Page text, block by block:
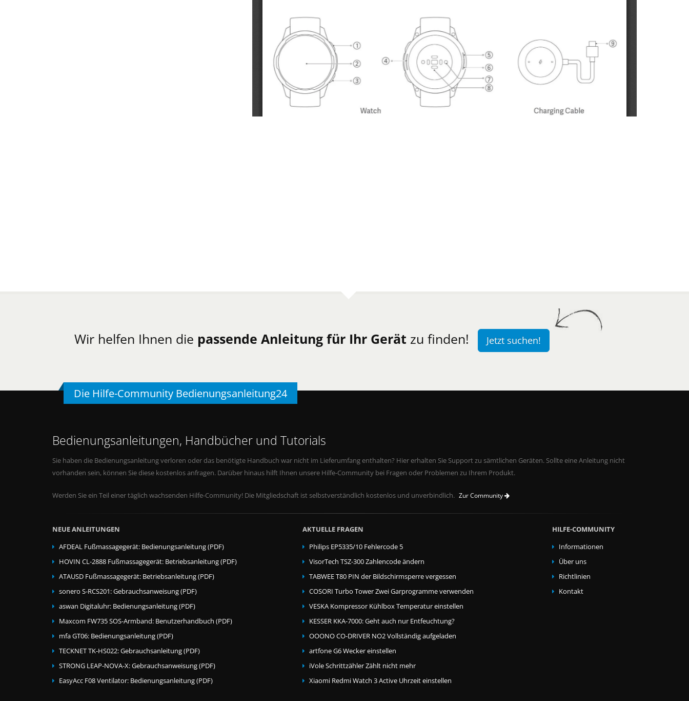
Wir helfen Ihnen die passende Anleitung für Ihr Gerät zu finden! Jetzt suchen!
Die Hilfe-Community Bedienungsanleitung24
Bedienungsanleitungen, Handbücher und Tutorials
Sie haben die Bedienungsanleitung verloren oder das benötigte Handbuch war nicht im Lieferumfang enthalten? Hier erhalten Sie Support zu sämtlichen Geräten. Sollte eine Anleitung nicht
vorhanden sein, können Sie diese kostenlos anfragen. Darüber hinaus hilft Ihnen unsere Hilfe-Community bei Fragen oder Problemen zu Ihrem Produkt.
Werden Sie ein Teil einer täglich wachsenden Hilfe-Community! Die Mitgliedschaft ist selbstverständlich kostenlos und unverbindlich. Zur Community
NEUE ANLEITUNGEN
AFDEAL Fußmassagegerät: Bedienungsanleitung (PDF)
HOVIN CL-2888 Fußmassagegerät: Betriebsanleitung (PDF)
ATAUSD Fußmassagegerät: Betriebsanleitung (PDF)
sonero S-RCS201: Gebrauchsanweisung (PDF)
aswan Digitaluhr: Bedienungsanleitung (PDF)
Maxcom FW735 SOS-Armband: Benutzerhandbuch (PDF)
mfa GT06: Bedienungsanleitung (PDF)
TECKNET TK-HS022: Gebrauchsanleitung (PDF)
STRONG LEAP-NOVA-X: Gebrauchsanweisung (PDF)
EasyAcc F08 Ventilator: Bedienungsanleitung (PDF)
AKTUELLE FRAGEN
Philips EP5335/10 Fehlercode 5
VisorTech TSZ-300 Zahlencode ändern
TABWEE T80 PIN der Bildschirmsperre vergessen
COSORI Turbo Tower Zwei Garprogramme verwenden
VESKA Kompressor Kühlbox Temperatur einstellen
KESSER KKA-7000: Geht auch nur Entfeuchtung?
OOONO CO-DRIVER NO2 Vollständig aufgeladen
artfone G6 Wecker einstellen
iVole Schrittzähler Zählt nicht mehr
Xiaomi Redmi Watch 3 Active Uhrzeit einstellen
HILFE-COMMUNITY
Informationen
Über uns
Richtlinien
Kontakt